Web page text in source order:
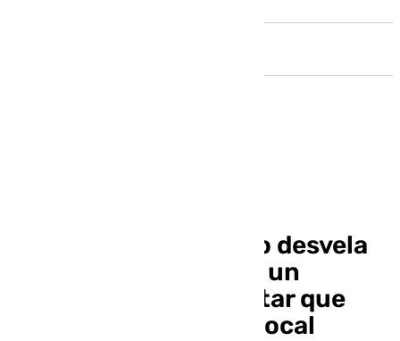
El enigma de Sagunto desvela
una letra pequeña de un
acuerdo sobre Gibraltar que
prioriza la economía local